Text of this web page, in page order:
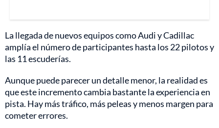
La llegada de nuevos equipos como Audi y Cadillac
amplía el número de participantes hasta los 22 pilotos y
las 11 escuderías.
Aunque puede parecer un detalle menor, la realidad es
que este incremento cambia bastante la experiencia en
pista. Hay más tráfico, más peleas y menos margen para
cometer errores.